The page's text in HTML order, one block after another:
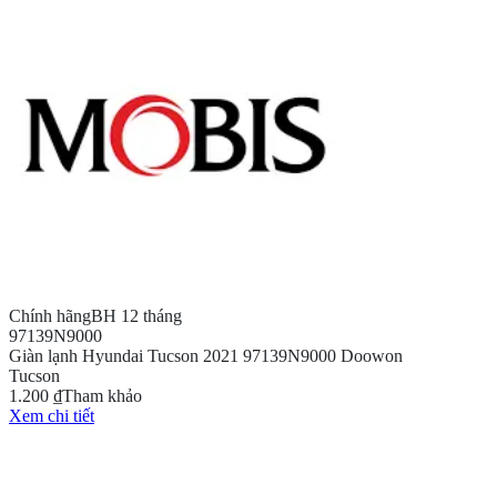
Chính hãngBH 12 tháng
97139N9000
Giàn lạnh Hyundai Tucson 2021 97139N9000 Doowon
Tucson
1.200 ₫Tham khảo
Xem chi tiết